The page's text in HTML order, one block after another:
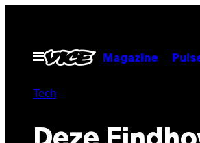
Open
menu
Magazine
Tech